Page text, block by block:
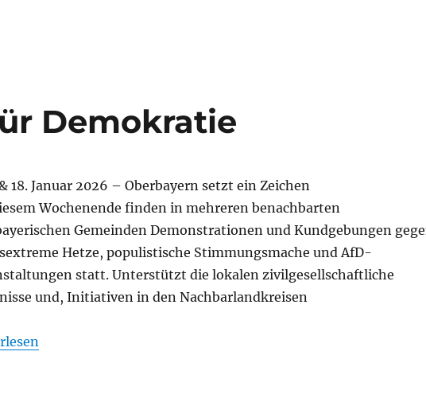
Demokratie
18. Januar 2026 – Oberbayern setzt ein Zeichen
Wochenende finden in mehreren benachbarten
Gemeinden Demonstrationen und Kundgebungen
Hetze, populistische Stimmungsmache und AfD-
statt. Unterstützt die lokalen zivilgesellschaftliche
und, Initiativen in den Nachbarlandkreisen
für Demokratie“